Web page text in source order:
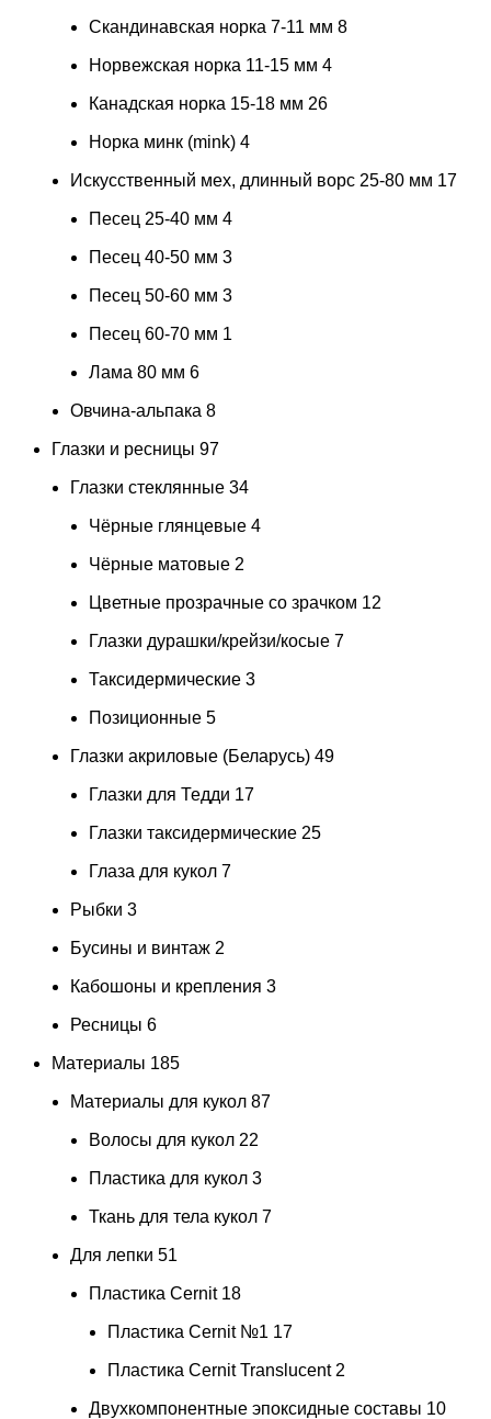
Скандинавская норка 7-11 мм 8
Норвежская норка 11-15 мм 4
Канадская норка 15-18 мм 26
Норка минк (mink) 4
Искусственный мех, длинный ворс 25-80 мм 17
Песец 25-40 мм 4
Песец 40-50 мм 3
Песец 50-60 мм 3
Песец 60-70 мм 1
Лама 80 мм 6
Овчина-альпака 8
Глазки и ресницы 97
Глазки стеклянные 34
Чёрные глянцевые 4
Чёрные матовые 2
Цветные прозрачные со зрачком 12
Глазки дурашки/крейзи/косые 7
Таксидермические 3
Позиционные 5
Глазки акриловые (Беларусь) 49
Глазки для Тедди 17
Глазки таксидермические 25
Глаза для кукол 7
Рыбки 3
Бусины и винтаж 2
Кабошоны и крепления 3
Ресницы 6
Материалы 185
Материалы для кукол 87
Волосы для кукол 22
Пластика для кукол 3
Ткань для тела кукол 7
Для лепки 51
Пластика Cernit 18
Пластика Cernit №1 17
Пластика Cernit Translucent 2
Двухкомпонентные эпоксидные составы 10